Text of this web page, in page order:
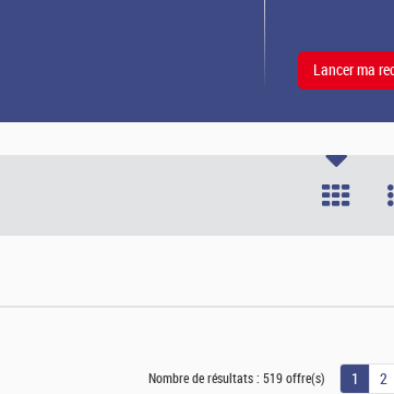
Nombre de résultats : 519 offre(s) 1 2